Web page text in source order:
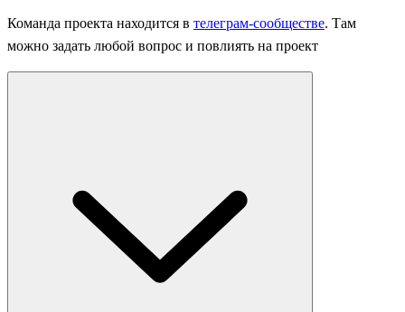
Команда проекта находится в телеграм-сообществе. Там
можно задать любой вопрос и повлиять на проект